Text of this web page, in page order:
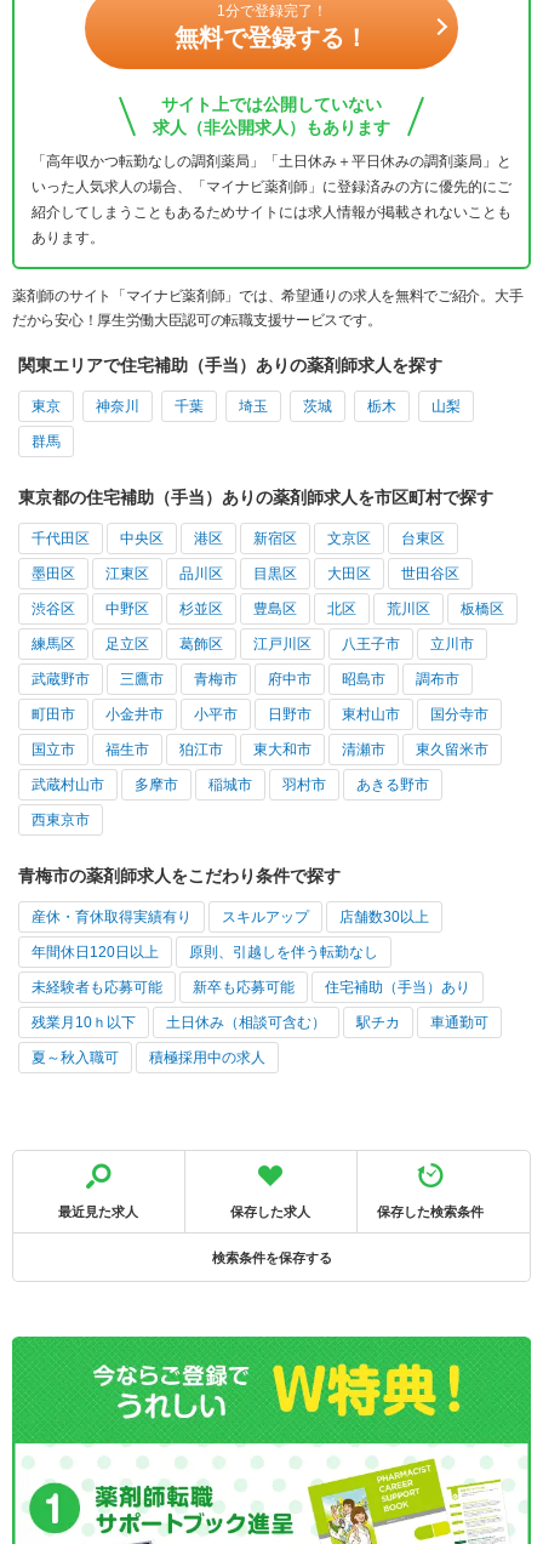
1分で登録完了！
無料で登録する！
サイト上では公開していない
求人（非公開求人）もあります
「高年収かつ転勤なしの調剤薬局」「土日休み＋平日休みの調剤薬局」と
いった人気求人の場合、「マイナビ薬剤師」に登録済みの方に優先的にご
紹介してしまうこともあるためサイトには求人情報が掲載されないことも
あります。
薬剤師のサイト「マイナビ薬剤師」では、希望通りの求人を無料でご紹介。大手
だから安心！厚生労働大臣認可の転職支援サービスです。
関東エリアで住宅補助（手当）ありの薬剤師求人を探す
東京 神奈川 千葉 埼玉 茨城 栃木 山梨
群馬
東京都の住宅補助（手当）ありの薬剤師求人を市区町村で探す
千代田区 中央区 港区 新宿区 文京区 台東区
墨田区 江東区 品川区 目黒区 大田区 世田谷区
渋谷区 中野区 杉並区 豊島区 北区 荒川区 板橋区
練馬区 足立区 葛飾区 江戸川区 八王子市 立川市
武蔵野市 三鷹市 青梅市 府中市 昭島市 調布市
町田市 小金井市 小平市 日野市 東村山市 国分寺市
国立市 福生市 狛江市 東大和市 清瀬市 東久留米市
武蔵村山市 多摩市 稲城市 羽村市 あきる野市
西東京市
青梅市の薬剤師求人をこだわり条件で探す
産休・育休取得実績有り スキルアップ 店舗数30以上
年間休日120日以上 原則、引越しを伴う転勤なし
未経験者も応募可能 新卒も応募可能 住宅補助（手当）あり
残業月10ｈ以下 土日休み（相談可含む） 駅チカ 車通勤可
夏～秋入職可 積極採用中の求人
最近見た求人 保存した求人 保存した検索条件
検索条件を保存する